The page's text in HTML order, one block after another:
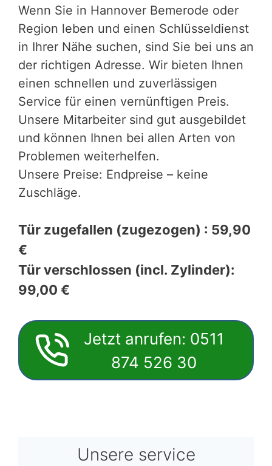
Wenn Sie in Hannover Bemerode oder
Region leben und einen Schlüsseldienst
in Ihrer Nähe suchen, sind Sie bei uns an
der richtigen Adresse. Wir bieten Ihnen
einen schnellen und zuverlässigen
Service für einen vernünftigen Preis.
Unsere Mitarbeiter sind gut ausgebildet
und können Ihnen bei allen Arten von
Problemen weiterhelfen.
Unsere Preise: Endpreise – keine
Zuschläge.
Tür zugefallen (zugezogen) : 59,90
€
Tür verschlossen (incl. Zylinder):
99,00 €
Jetzt anrufen: 0511
874 526 30
Unsere service